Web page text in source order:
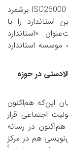
ISO26000 برشمرد
تیم تنظیم‌کننده در بهمن 1400 این استاندارد را با
«استاندارد
استاندارد
در حوزه
این‌که هم‌اکنون
اجتماعی قرار
در رسانه
هم در مرکز